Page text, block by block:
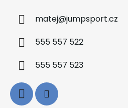
matej@jumpsport.cz
555 557 522
555 557 523